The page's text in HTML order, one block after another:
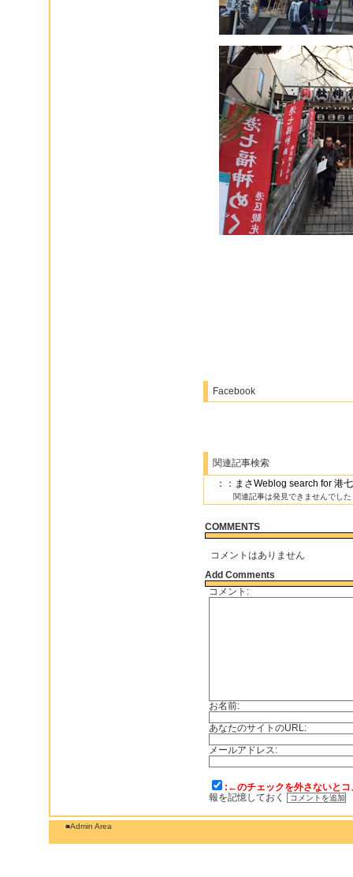
Facebook
関連記事検索
：：まさWeblog search for 港
関連記事は発見できませんでした
COMMENTS
コメントはありません
Add Comments
コメント:
お名前:
あなたのサイトのURL:
メールアドレス:
:←のチェックを外さないと
報を記憶しておく
■Admin Area